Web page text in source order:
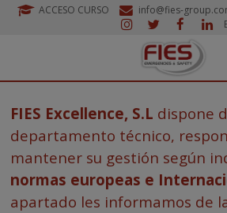
ACCESO CURSO info@fies-
FIES Excellence, S.L dispone
departamento técnico,
mantener su gestión según
normas europeas e
apartado les informamos de